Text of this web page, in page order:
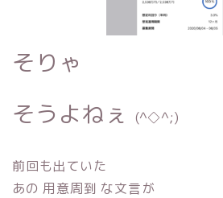
そりゃ
そうよねぇ
(^◇^;)
前回も出ていた
あの 用意周到 な文言が